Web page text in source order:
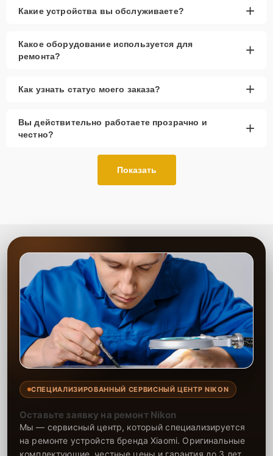
Какие устройства вы обслуживаете? +
Какое оборудование используется для
ремонта?
+
Как узнать статус моего заказа? +
Вы действительно работаете прозрачно и
честно?
+
Показать
СПЕЦИАЛИЗИРОВАННЫЙ СЕРВИСНЫЙ ЦЕНТР NIKON
Оставьте заявку на ремонт Nikon
Мы — сервисный центр, который специализируется
на ремонте устройств бренда Xiaomi. Оригинальные
комплектующие, честные цены и гарантия до 3 лет